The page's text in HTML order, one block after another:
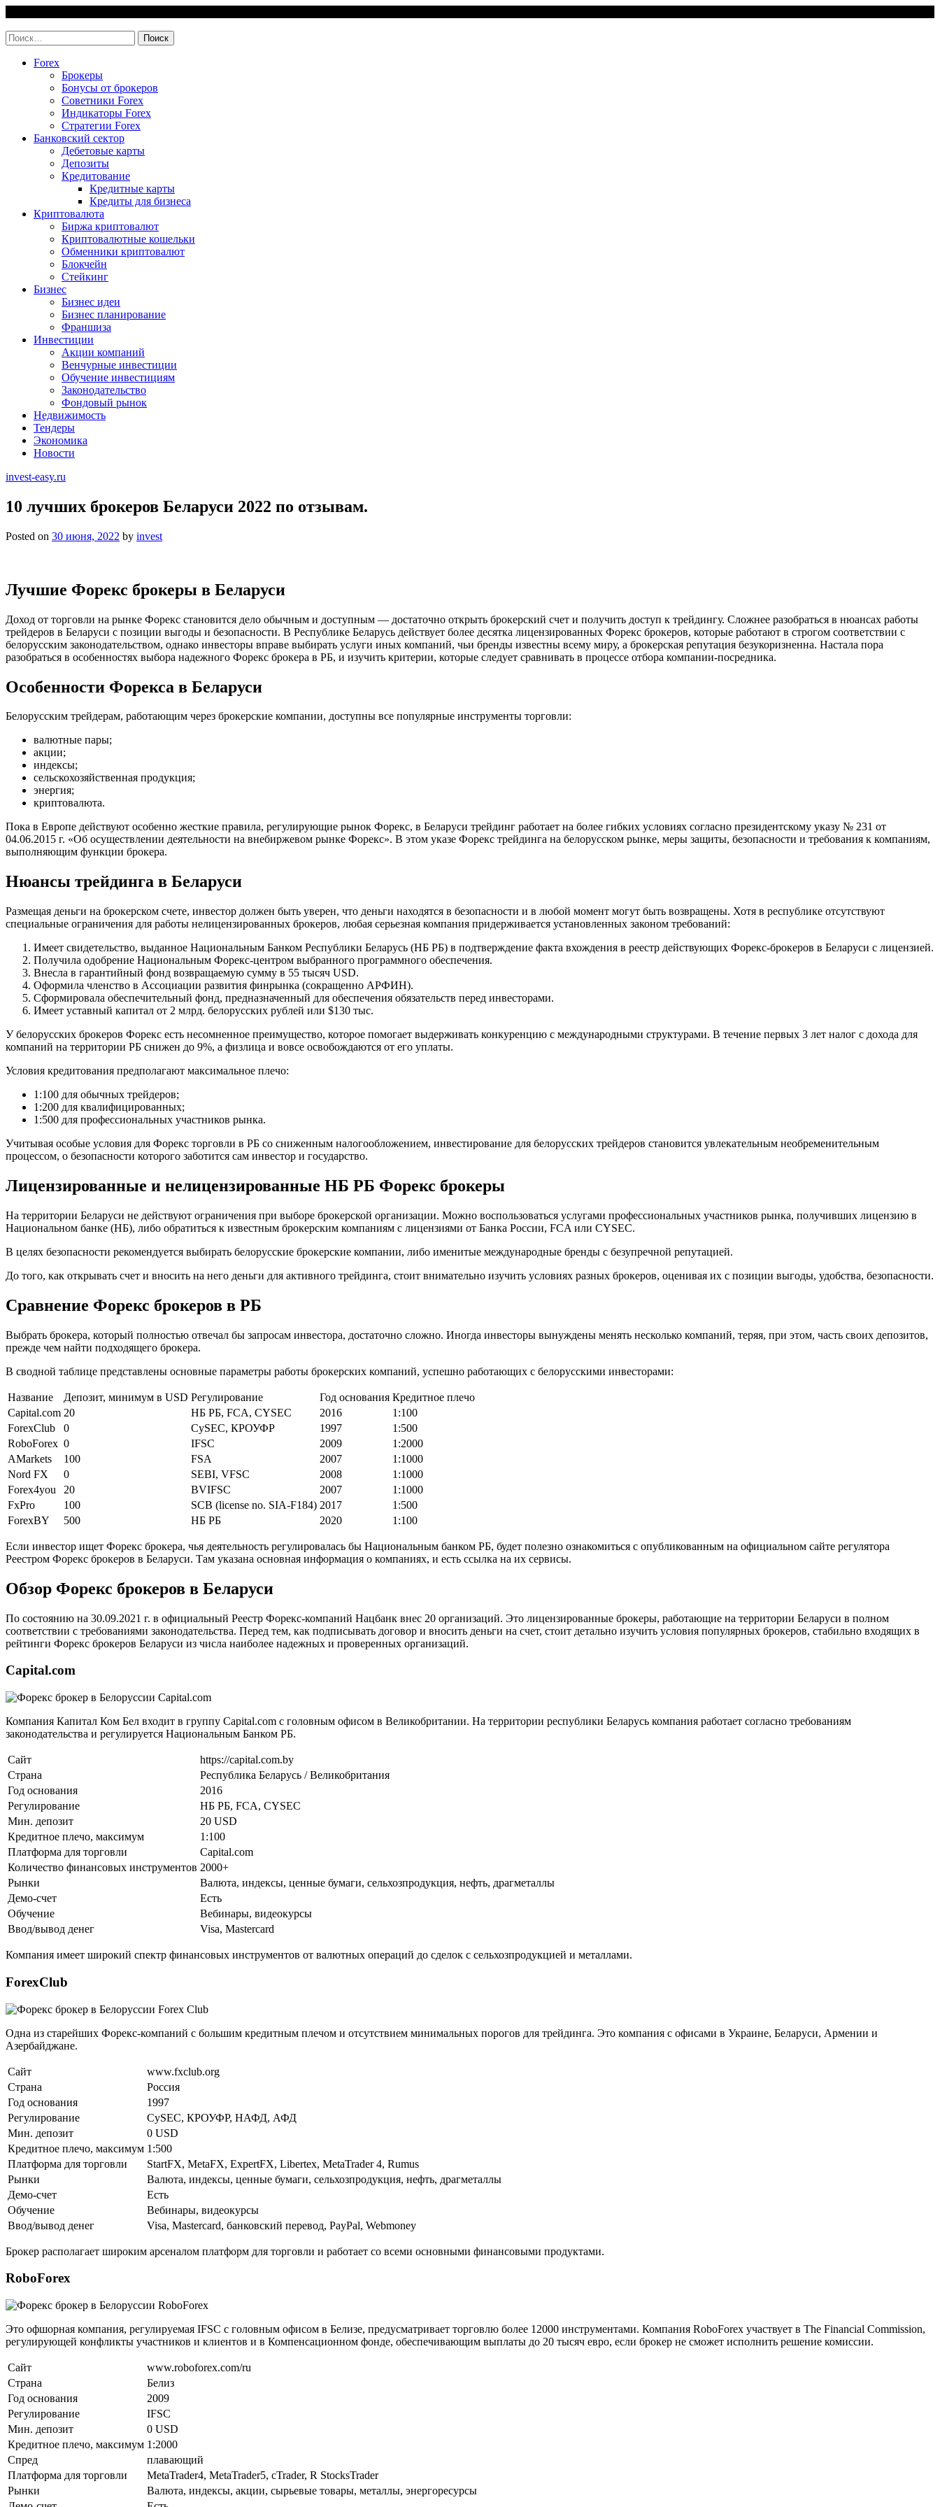
content
Найти:
Forex
Брокеры
Бонусы от брокеров
Советники Forex
Индикаторы Forex
Стратегии Forex
Банковский сектор
Дебетовые карты
Депозиты
Кредитование
Кредитные карты
Кредиты для бизнеса
Криптовалюта
Биржа криптовалют
Криптовалютные кошельки
Обменники криптовалют
Блокчейн
Стейкинг
Бизнес
Бизнес идеи
Бизнес планирование
Франшиза
Инвестиции
Акции компаний
Венчурные инвестиции
Обучение инвестициям
Законодательство
Фондовый рынок
Недвижимость
Тендеры
Экономика
Новости
invest-easy.ru
10 лучших брокеров Беларуси 2022 по отзывам.
Posted on 30 июня, 2022 by invest
Лучшие Форекс брокеры в Беларуси
Доход от торговли на рынке Форекс становится дело обычным и доступным — достаточно открыть брокерский счет и получить доступ к трейдингу. Сложнее разобраться в нюансах работы
трейдеров в Беларуси с позиции выгоды и безопасности. В Республике Беларусь действует более десятка лицензированных Форекс брокеров, которые работают в строгом соответствии с
белорусским законодательством, однако инвесторы вправе выбирать услуги иных компаний, чьи бренды известны всему миру, а брокерская репутация безукоризненна. Настала пора
разобраться в особенностях выбора надежного Форекс брокера в РБ, и изучить критерии, которые следует сравнивать в процессе отбора компании-посредника.
Особенности Форекса в Беларуси
Белорусским трейдерам, работающим через брокерские компании, доступны все популярные инструменты торговли:
валютные пары;
акции;
индексы;
сельскохозяйственная продукция;
энергия;
криптовалюта.
Пока в Европе действуют особенно жесткие правила, регулирующие рынок Форекс, в Беларуси трейдинг работает на более гибких условиях согласно президентскому указу № 231 от
04.06.2015 г. «Об осуществлении деятельности на внебиржевом рынке Форекс». В этом указе Форекс трейдинга на белорусском рынке, меры защиты, безопасности и требования к компаниям,
выполняющим функции брокера.
Нюансы трейдинга в Беларуси
Размещая деньги на брокерском счете, инвестор должен быть уверен, что деньги находятся в безопасности и в любой момент могут быть возвращены. Хотя в республике отсутствуют
специальные ограничения для работы нелицензированных брокеров, любая серьезная компания придерживается установленных законом требований:
Имеет свидетельство, выданное Национальным Банком Республики Беларусь (НБ РБ) в подтверждение факта вхождения в реестр действующих Форекс-брокеров в Беларуси с лицензией.
Получила одобрение Национальным Форекс-центром выбранного программного обеспечения.
Внесла в гарантийный фонд возвращаемую сумму в 55 тысяч USD.
Оформила членство в Ассоциации развития финрынка (сокращенно АРФИН).
Сформировала обеспечительный фонд, предназначенный для обеспечения обязательств перед инвесторами.
Имеет уставный капитал от 2 млрд. белорусских рублей или $130 тыс.
У белорусских брокеров Форекс есть несомненное преимущество, которое помогает выдерживать конкуренцию с международными структурами. В течение первых 3 лет налог с дохода для
компаний на территории РБ снижен до 9%, а физлица и вовсе освобождаются от его уплаты.
Условия кредитования предполагают максимальное плечо:
1:100 для обычных трейдеров;
1:200 для квалифицированных;
1:500 для профессиональных участников рынка.
Учитывая особые условия для Форекс торговли в РБ со сниженным налогообложением, инвестирование для белорусских трейдеров становится увлекательным необременительным
процессом, о безопасности которого заботится сам инвестор и государство.
Лицензированные и нелицензированные НБ РБ Форекс брокеры
На территории Беларуси не действуют ограничения при выборе брокерской организации. Можно воспользоваться услугами профессиональных участников рынка, получивших лицензию в
Национальном банке (НБ), либо обратиться к известным брокерским компаниям с лицензиями от Банка России, FCA или CYSEC.
В целях безопасности рекомендуется выбирать белорусские брокерские компании, либо именитые международные бренды с безупречной репутацией.
До того, как открывать счет и вносить на него деньги для активного трейдинга, стоит внимательно изучить условиях разных брокеров, оценивая их с позиции выгоды, удобства, безопасности.
Сравнение Форекс брокеров в РБ
Выбрать брокера, который полностью отвечал бы запросам инвестора, достаточно сложно. Иногда инвесторы вынуждены менять несколько компаний, теряя, при этом, часть своих депозитов,
прежде чем найти подходящего брокера.
В сводной таблице представлены основные параметры работы брокерских компаний, успешно работающих с белорусскими инвесторами:
Название Депозит, минимум в USD Регулирование Год основания Кредитное плечо
Capital.com 20 НБ РБ, FCA, CYSEC 2016
1:100
ForexClub
0 CySEC, КРОУФР 1997
1:500
RoboForex 0 IFSC 2009
1:2000
AMarkets
100 FSA 2007
1:1000
Nord FX
0 SEBI, VFSC 2008
1:1000
Forex4you
20 BVIFSC 2007
1:1000
FxPro
100 SCB (license no. SIA-F184) 2017
1:500
ForexBY
500 НБ РБ 2020 1:100
Если инвестор ищет Форекс брокера, чья деятельность регулировалась бы Национальным банком РБ, будет полезно ознакомиться с опубликованным на официальном сайте регулятора
Реестром Форекс брокеров в Беларуси. Там указана основная информация о компаниях, и есть ссылка на их сервисы.
Обзор Форекс брокеров в Беларуси
По состоянию на 30.09.2021 г. в официальный Реестр Форекс-компаний Нацбанк внес 20 организаций. Это лицензированные брокеры, работающие на территории Беларуси в полном
соответствии с требованиями законодательства. Перед тем, как подписывать договор и вносить деньги на счет, стоит детально изучить условия популярных брокеров, стабильно входящих в
рейтинги Форекс брокеров Беларуси из числа наиболее надежных и проверенных организаций.
Capital.com
Компания Капитал Ком Бел входит в группу Capital.com с головным офисом в Великобритании. На территории республики Беларусь компания работает согласно требованиям
законодательства и регулируется Национальным Банком РБ.
Сайт
https://capital.com.by
Страна
Республика Беларусь / Великобритания
Год основания
2016
Регулирование
НБ РБ, FCA, CYSEC
Мин. депозит
20 USD
Кредитное плечо, максимум
1:100
Платформа для торговли
Сapital.com
Количество финансовых инструментов 2000+
Рынки
Валюта, индексы, ценные бумаги, сельхозпродукция, нефть, драгметаллы
Демо-счет
Есть
Обучение
Вебинары, видеокурсы
Ввод/вывод денег
Visa, Mastercard
Компания имеет широкий спектр финансовых инструментов от валютных операций до сделок с сельхозпродукцией и металлами.
ForexClub
Одна из старейших Форекс-компаний с большим кредитным плечом и отсутствием минимальных порогов для трейдинга. Это компания с офисами в Украине, Беларуси, Армении и
Азербайджане.
Сайт
www.fxclub.org
Страна
Россия
Год основания
1997
Регулирование
CySEC, КРОУФР, НАФД, АФД
Мин. депозит
0 USD
Кредитное плечо, максимум 1:500
Платформа для торговли
StartFX, MetaFX, ExpertFX, Libertex, MetaTrader 4, Rumus
Рынки
Валюта, индексы, ценные бумаги, сельхозпродукция, нефть, драгметаллы
Демо-счет
Есть
Обучение
Вебинары, видеокурсы
Ввод/вывод денег
Visa, Mastercard, банковский перевод, PayPal, Webmoney
Брокер располагает широким арсеналом платформ для торговли и работает со всеми основными финансовыми продуктами.
RoboForex
Это офшорная компания, регулируемая IFSC с головным офисом в Белизе, предусматривает торговлю более 12000 инструментами. Компания RoboForex участвует в The Financial Commission,
регулирующей конфликты участников и клиентов и в Компенсационном фонде, обеспечивающим выплаты до 20 тысяч евро, если брокер не сможет исполнить решение комиссии.
Сайт
www.roboforex.com/ru
Страна
Белиз
Год основания
2009
Регулирование
IFSC
Мин. депозит
0 USD
Кредитное плечо, максимум 1:2000
Спред
плавающий
Платформа для торговли
MetaTrader4, MetaTrader5, cTrader, R StocksTrader
Рынки
Валюта, индексы, акции, сырьевые товары, металлы, энергоресурсы